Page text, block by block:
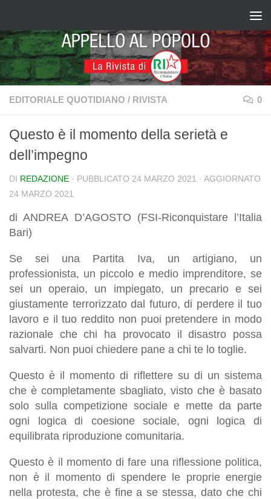
EDITORIALE QUOTIDIANO / RIVISTA 0
Questo è il momento della serietà e
dell’impegno
DI REDAZIONE · PUBBLICATO 24 MARZO 2021 · AGGIORNATO
24 MARZO 2021
di ANDREA D’AGOSTO (FSI-Riconquistare l’Italia
Bari)
Se sei una Partita Iva, un artigiano, un
professionista, un piccolo e medio imprenditore, se
sei un operaio, un impiegato, un precario e sei
giustamente terrorizzato dal futuro, di perdere il tuo
lavoro e il tuo reddito non puoi pretendere in modo
razionale che chi ha provocato il disastro possa
salvarti. Non puoi chiedere pane a chi te lo toglie.
Questo è il momento di riflettere su di un sistema
che è completamente sbagliato, visto che è basato
solo sulla competizione sociale e mette da parte
ogni logica di coesione sociale, ogni logica di
equilibrata riproduzione comunitaria.
Questo è il momento di fare una riflessione politica,
non è il momento di spendere le proprie energie
nella protesta, che è fine a se stessa, dato che chi